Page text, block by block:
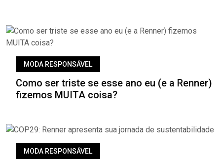
MODA RESPONSÁVEL
Como ser triste se esse ano eu (e a Renner)
fizemos MUITA coisa?
MODA RESPONSÁVEL